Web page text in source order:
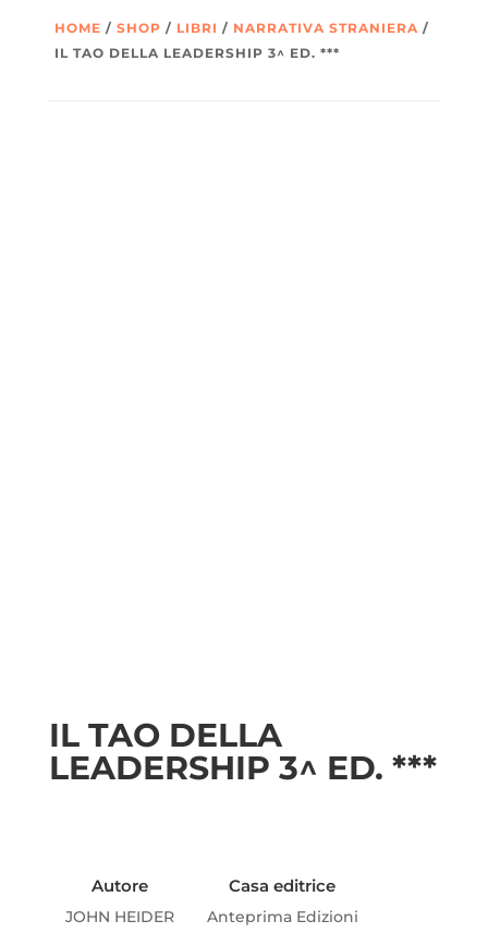
HOME / SHOP / LIBRI / NARRATIVA STRANIERA /
IL TAO DELLA LEADERSHIP 3^ ED. ***
IL TAO DELLA
LEADERSHIP 3^ ED. ***
Autore
JOHN HEIDER
Casa editrice
Anteprima Edizioni